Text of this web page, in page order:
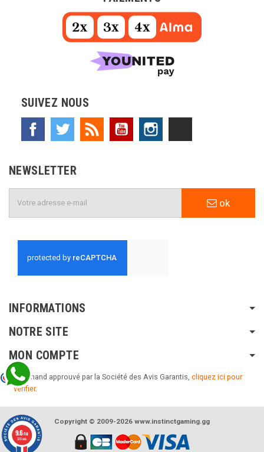
SUIVEZ NOUS
Facebook Twitter Rss YouTube
NEWSLETTER
ok
INFORMATIONS
NOTRE SITE
MON COMPTE
Marchand approuvé par la Société des Avis Garantis, cliquez ici pour
vérifier.
Copyright © 2009-2026 www.instinctgaming.gg
9.6/10
320 avis